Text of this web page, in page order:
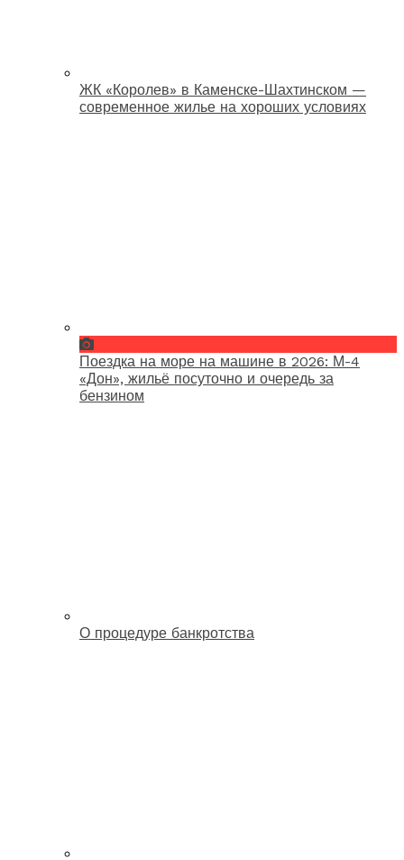
ЖК «Королев» в Каменске-Шахтинском —
современное жилье на хороших условиях
Поездка на море на машине в 2026: М-4
«Дон», жильё посуточно и очередь за
бензином
О процедуре банкротства